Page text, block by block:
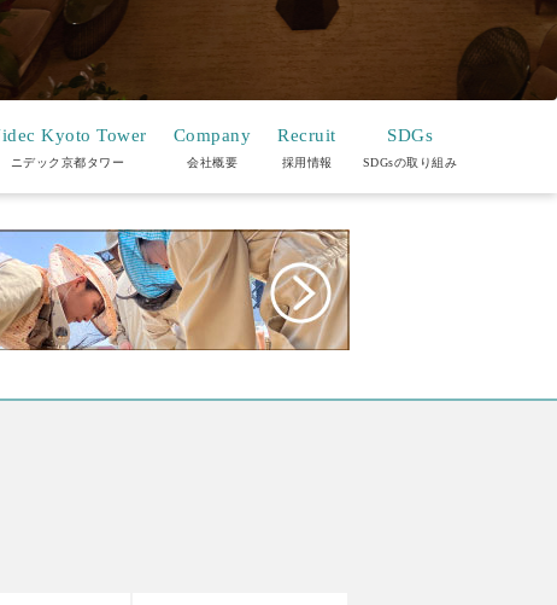
Kyoto Tower
ニデック京都タワー
Company
会社概要
Recruit
採用情報
SDGs
SDGsの取り組み